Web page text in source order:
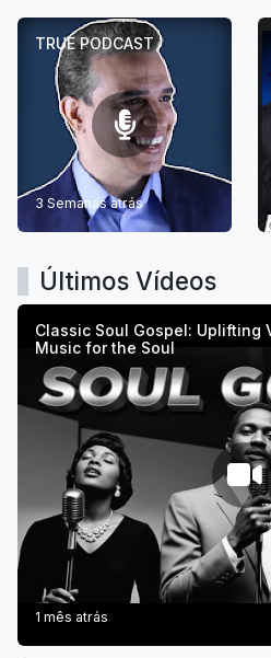
TRUE PODCAST
3 Semanas atrás
Últimos Vídeos
Classic Soul Gospel: Uplifting
Music for the Soul
1 mês atrás